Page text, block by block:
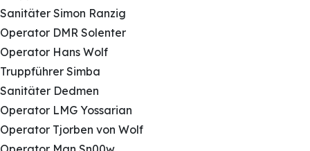
Sanitäter Simon Ranzig
Operator DMR Solenter
Operator Hans Wolf
Truppführer Simba
Sanitäter Dedmen
Operator LMG Yossarian
Operator Tjorben von Wolf